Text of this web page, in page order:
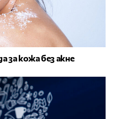
за кожа без акне